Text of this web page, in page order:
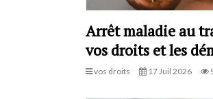
Arrêt maladie au
vos droits et les
vos droits 17 Juil 2026